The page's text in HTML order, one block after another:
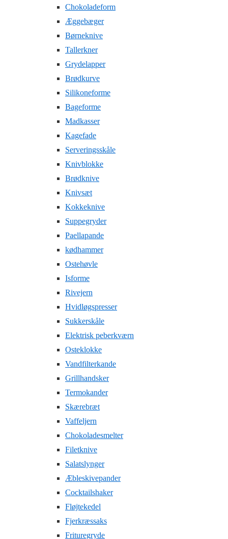
Chokoladeform
Æggebæger
Børneknive
Tallerkner
Grydelapper
Brødkurve
Silikoneforme
Bageforme
Madkasser
Kagefade
Serveringsskåle
Knivblokke
Brødknive
Knivsæt
Kokkeknive
Suppegryder
Paellapande
kødhammer
Ostehøvle
Isforme
Rivejern
Hvidløgspresser
Sukkerskåle
Elektrisk peberkværn
Osteklokke
Vandfilterkande
Grillhandsker
Termokander
Skærebræt
Vaffeljern
Chokoladesmelter
Filetknive
Salatslynger
Æbleskivepander
Cocktailshaker
Fløjtekedel
Fjerkræssaks
Frituregryde